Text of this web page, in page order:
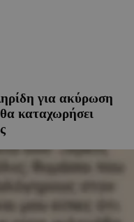
για ακύρωση
καταχωρήσει